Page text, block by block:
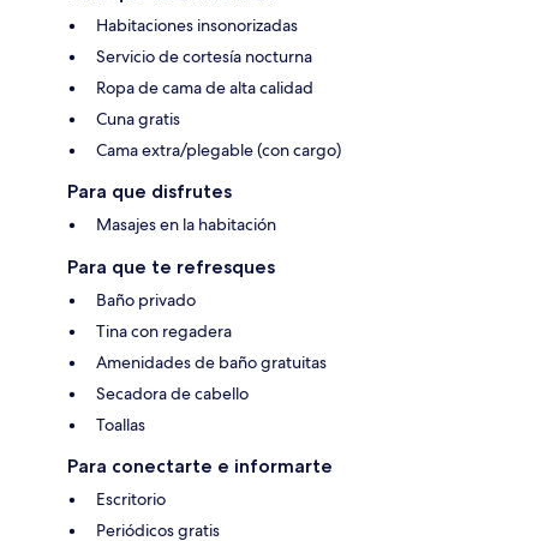
Habitaciones insonorizadas
Servicio de cortesía nocturna
Ropa de cama de alta calidad
Cuna gratis
Cama extra/plegable (con cargo)
Para que disfrutes
Masajes en la habitación
Para que te refresques
Baño privado
Tina con regadera
Amenidades de baño gratuitas
Secadora de cabello
Toallas
Para conectarte e informarte
Escritorio
Periódicos gratis